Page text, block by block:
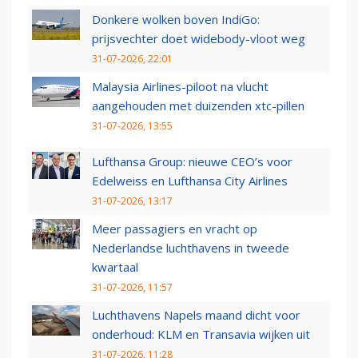
Donkere wolken boven IndiGo:
prijsvechter doet widebody-vloot weg
31-07-2026, 22:01
Malaysia Airlines-piloot na vlucht
aangehouden met duizenden xtc-pillen
31-07-2026, 13:55
Lufthansa Group: nieuwe CEO’s voor
Edelweiss en Lufthansa City Airlines
31-07-2026, 13:17
Meer passagiers en vracht op
Nederlandse luchthavens in tweede
kwartaal
31-07-2026, 11:57
Luchthavens Napels maand dicht voor
onderhoud: KLM en Transavia wijken uit
31-07-2026, 11:28